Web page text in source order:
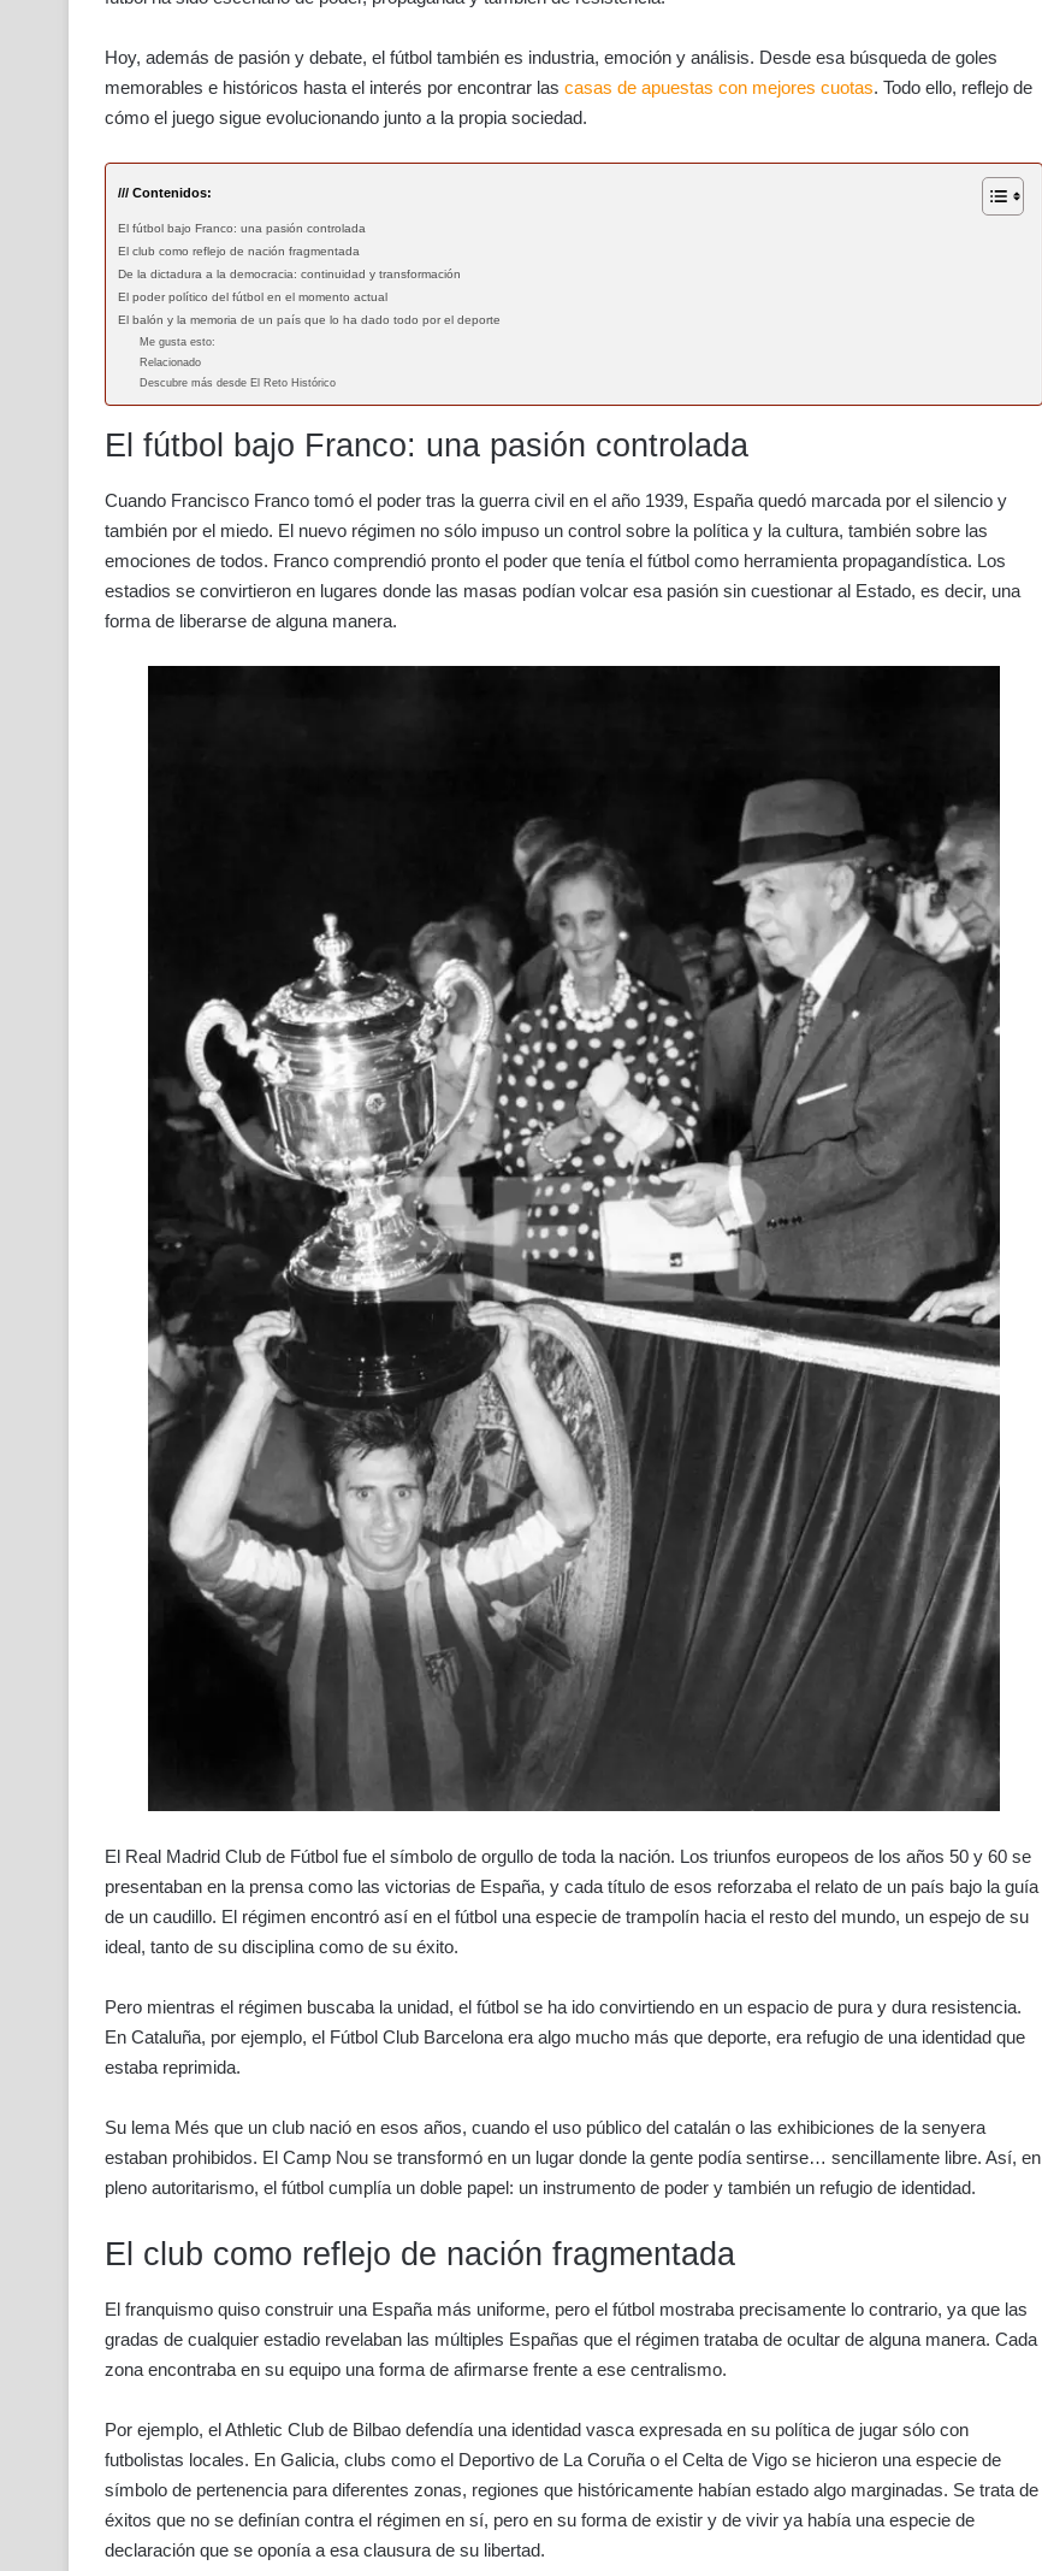
Hoy, además de pasión y debate, el fútbol también es industria, emoción y análisis. Desde esa búsqueda de goles
memorables e históricos hasta el interés por encontrar las casas de apuestas con mejores cuotas. Todo ello, reflejo de
cómo el juego sigue evolucionando junto a la propia sociedad.
/// Contenidos:
El fútbol bajo Franco: una pasión controlada
El club como reflejo de nación fragmentada
De la dictadura a la democracia: continuidad y transformación
El poder político del fútbol en el momento actual
El balón y la memoria de un país que lo ha dado todo por el deporte
Me gusta esto:
Relacionado
Descubre más desde El Reto Histórico
El fútbol bajo Franco: una pasión controlada
Cuando Francisco Franco tomó el poder tras la guerra civil en el año 1939, España quedó marcada por el silencio y
también por el miedo. El nuevo régimen no sólo impuso un control sobre la política y la cultura, también sobre las
emociones de todos. Franco comprendió pronto el poder que tenía el fútbol como herramienta propagandística. Los
estadios se convirtieron en lugares donde las masas podían volcar esa pasión sin cuestionar al Estado, es decir, una
forma de liberarse de alguna manera.
El Real Madrid Club de Fútbol fue el símbolo de orgullo de toda la nación. Los triunfos europeos de los años 50 y 60 se
presentaban en la prensa como las victorias de España, y cada título de esos reforzaba el relato de un país bajo la guía
de un caudillo. El régimen encontró así en el fútbol una especie de trampolín hacia el resto del mundo, un espejo de su
ideal, tanto de su disciplina como de su éxito.
Pero mientras el régimen buscaba la unidad, el fútbol se ha ido convirtiendo en un espacio de pura y dura resistencia.
En Cataluña, por ejemplo, el Fútbol Club Barcelona era algo mucho más que deporte, era refugio de una identidad que
estaba reprimida.
Su lema Més que un club nació en esos años, cuando el uso público del catalán o las exhibiciones de la senyera
estaban prohibidos. El Camp Nou se transformó en un lugar donde la gente podía sentirse… sencillamente libre. Así, en
pleno autoritarismo, el fútbol cumplía un doble papel: un instrumento de poder y también un refugio de identidad.
El club como reflejo de nación fragmentada
El franquismo quiso construir una España más uniforme, pero el fútbol mostraba precisamente lo contrario, ya que las
gradas de cualquier estadio revelaban las múltiples Españas que el régimen trataba de ocultar de alguna manera. Cada
zona encontraba en su equipo una forma de afirmarse frente a ese centralismo.
Por ejemplo, el Athletic Club de Bilbao defendía una identidad vasca expresada en su política de jugar sólo con
futbolistas locales. En Galicia, clubs como el Deportivo de La Coruña o el Celta de Vigo se hicieron una especie de
símbolo de pertenencia para diferentes zonas, regiones que históricamente habían estado algo marginadas. Se trata de
éxitos que no se definían contra el régimen en sí, pero en su forma de existir y de vivir ya había una especie de
declaración que se oponía a esa clausura de su libertad.